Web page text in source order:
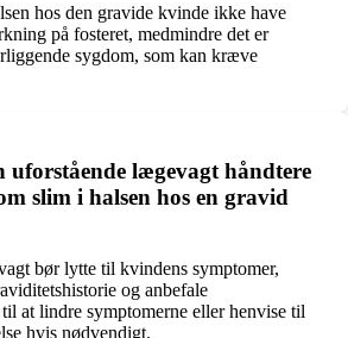
hos den gravide kvinde ikke have
på fosteret, medmindre det er
sygdom, som kan kræve
uforstående lægevagt håndtere
slim i halsen hos en gravid
bør lytte til kvindens symptomer,
og anbefale
at lindre symptomerne eller henvise til
hvis nødvendigt.